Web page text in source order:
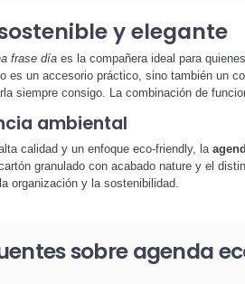
y elegante
frase díaes la compañera ideal para
es un accesorio práctico, sino también un
siempre consigo. La combinación de
ambiental
calidad y un enfoque eco-friendly, la
granulado con acabado nature y el
organización y la sostenibilidad.
sobre agenda